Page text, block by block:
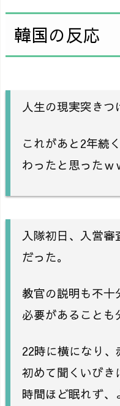
韓国の反応
人生の現実突きつ
これがあと2年続
わったと思ったｗ
入隊初日、入営
だった。
教官の説明も不十
必要があることも
22時に横になり
初めて聞くいびき
時間ほど眠れず、